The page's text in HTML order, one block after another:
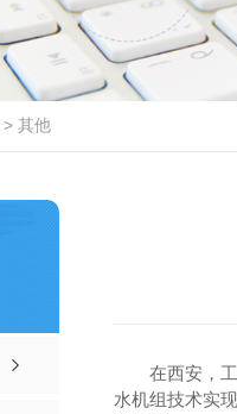
> 其他
在西安，
水机组技术实